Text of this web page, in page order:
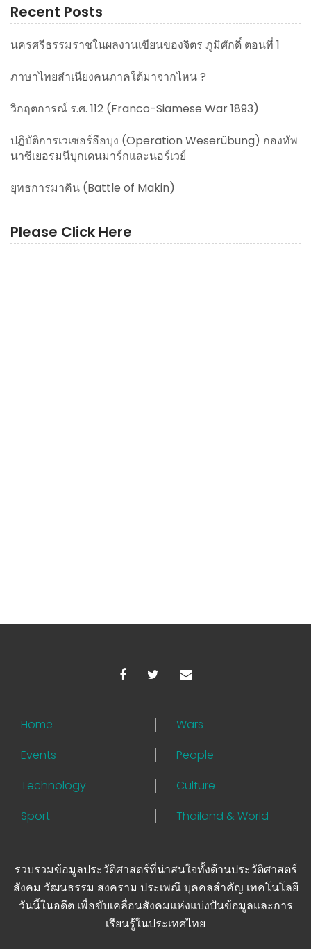
Recent Posts
นครศรีธรรมราชในผลงานเขียนของจิตร ภูมิศักดิ์ ตอนที่ 1
ภาษาไทยสำเนียงคนภาคใต้มาจากไหน ?
วิกฤตการณ์ ร.ศ. 112 (Franco-Siamese War 1893)
ปฏิบัติการเวเซอร์อือบุง (Operation Weserübung) กองทัพ
นาซีเยอรมนีบุกเดนมาร์กและนอร์เวย์
ยุทธการมาคิน (Battle of Makin)
Please Click Here
Home
Wars
Events
People
Technology
Culture
Sport
Thailand & World
รวบรวมข้อมูลประวัติศาสตร์ที่น่าสนใจทั้งด้านประวัติศาสตร์
สังคม วัฒนธรรม สงคราม ประเพณี บุคคลสำคัญ เทคโนโลยี
วันนี้ในอดีต เพื่อขับเคลื่อนสังคมแห่งแบ่งปันข้อมูลและการ
เรียนรู้ในประเทศไทย